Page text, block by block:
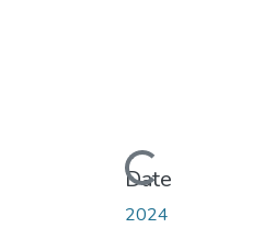
Loading...
Date
2024